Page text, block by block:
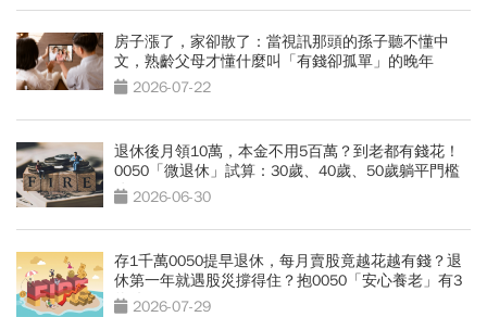
房子漲了，家卻散了：當視訊那頭的孫子聽不懂中
文，熟齡父母才懂什麼叫「有錢卻孤單」的晚年
2026-07-22
退休後月領10萬，本金不用5百萬？到老都有錢花！
0050「微退休」試算：30歲、40歲、50歲躺平門檻
公開2026-06-30
存1千萬0050提早退休，每月賣股竟越花越有錢？退
休第一年就遇股災撐得住？抱0050「安心養老」有3
條件2026-07-29